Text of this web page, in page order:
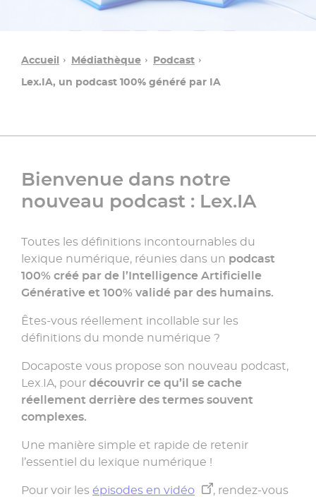
Accueil Médiathèque
Podcast
Lex.IA, un podcast 100% généré par IA
tous
nos
podcasts
»
Bienvenue dans notre
nouveau podcast : Lex.IA
Toutes les définitions incontournables du
lexique numérique, réunies dans un podcast
100% créé par de l’Intelligence Artificielle
Générative et 100% validé par des humains.
Êtes-vous réellement incollable sur les
définitions du monde numérique ?
Docaposte vous propose son nouveau podcast,
Lex.IA, pour découvrir ce qu’il se cache
réellement derrière des termes souvent
complexes.
Une manière simple et rapide de retenir
l’essentiel du lexique numérique !
Pour voir les épisodes en vidéo
, rendez-vous